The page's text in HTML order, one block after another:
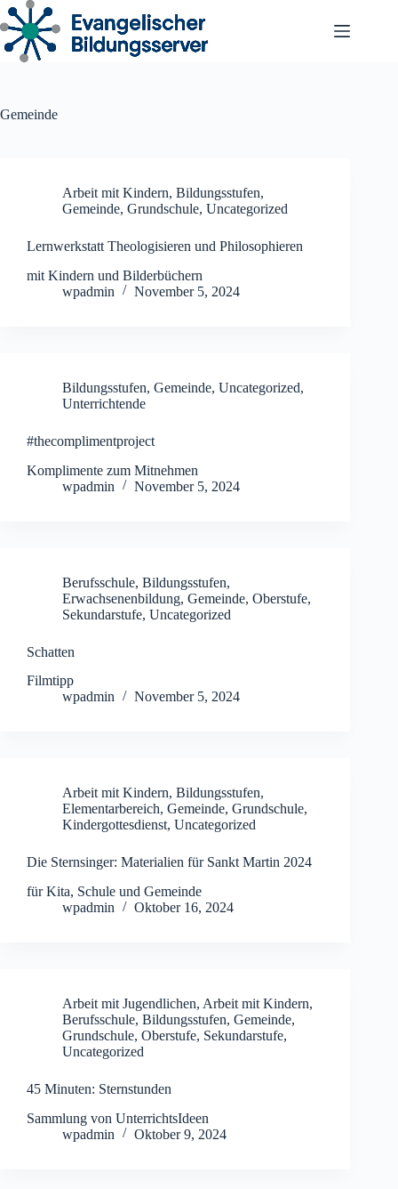
Zum
Inhalt
springen
Gemeinde
Arbeit mit Kindern, Bildungsstufen,
Gemeinde, Grundschule, Uncategorized
Lernwerkstatt Theologisieren und Philosophieren
mit Kindern und Bilderbüchern
wpadmin
November 5, 2024
Bildungsstufen, Gemeinde, Uncategorized,
Unterrichtende
#thecomplimentproject
Komplimente zum Mitnehmen
wpadmin
November 5, 2024
Berufsschule, Bildungsstufen,
Erwachsenenbildung, Gemeinde, Oberstufe,
Sekundarstufe, Uncategorized
Schatten
Filmtipp
wpadmin
November 5, 2024
Arbeit mit Kindern, Bildungsstufen,
Elementarbereich, Gemeinde, Grundschule,
Kindergottesdienst, Uncategorized
Die Sternsinger: Materialien für Sankt Martin 2024
für Kita, Schule und Gemeinde
wpadmin
Oktober 16, 2024
Arbeit mit Jugendlichen, Arbeit mit Kindern,
Berufsschule, Bildungsstufen, Gemeinde,
Grundschule, Oberstufe, Sekundarstufe,
Uncategorized
45 Minuten: Sternstunden
Sammlung von UnterrichtsIdeen
wpadmin
Oktober 9, 2024